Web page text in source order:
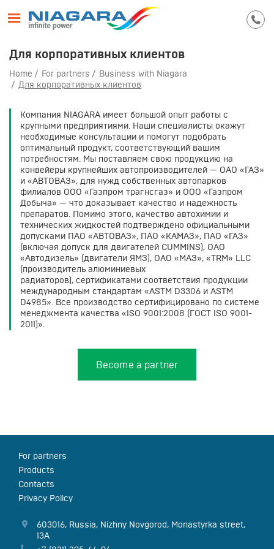
Для корпоративных клиентов
Home For partners
Business with Niagara
Для корпоративных клиентов
Компания NIAGARA имеет большой опыт работы с
крупными предприятиями. Наши специалисты окажут
необходимые консультации и помогут подобрать
оптимальный продукт, соответствующий вашим
потребностям. Мы поставляем свою продукцию на
конвейеры крупнейших автопроизводителей — ОАО «ГАЗ»
и «АВТОВАЗ», для нужд собственных автопарков
филиалов ООО «Газпром трагнсгаз» и ООО «Газпром
Добыча» — что доказывает качество и надежность
препаратов. Помимо этого, качество автохимии и
технических жидкостей подтверждено официальными
допусками ПАО «АВТОВАЗ», ПАО «КАМАЗ», ПАО «ГАЗ»
(включая допуск для двигателей CUMMINS), ОАО
«Автодизель» (двигатели ЯМЗ), ОАО «МАЗ», «TRM» LLC
(производитель алюминиевых
радиаторов), сертификатами соответствия продукции
международным стандартам «ASTM D3306 и ASTM
D4985». Все производство сертифицировано по системе
менеджмента качества «ISO 9001:2008 (ГОСТ ISO 9001-
2011)».
Become a partner
For partners
Products
Contacts
Privacy Policy
603016, Russia, Nizhny Novgorod, Monastyrka street,
13А